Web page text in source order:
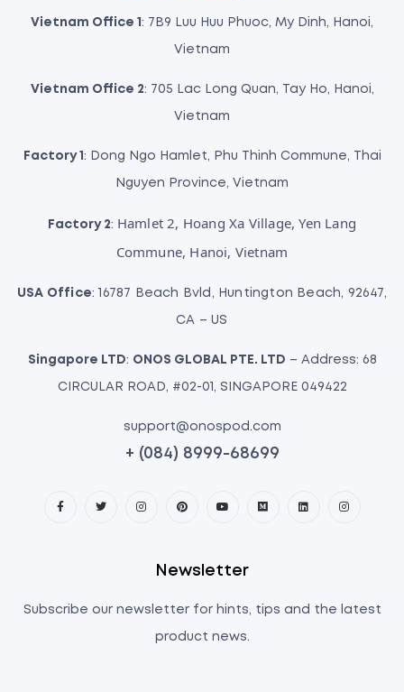
Vietnam Office 1 : 7B9 Luu Huu Phuoc, My Dinh, Hanoi,
Vietnam
Vietnam Office 2: 705 Lac Long Quan, Tay Ho, Hanoi,
Vietnam
Factory 1 : Dong Ngo Hamlet, Phu Thinh Commune, Thai
Nguyen Province, Vietnam
Factory 2: Hamlet 2, Hoang Xa Village, Yen Lang
Commune, Hanoi, Vietnam
USA Office: 16787 Beach Bvld, Huntington Beach, 92647,
CA – US
Singapore LTD: ONOS GLOBAL PTE. LTD – Address: 68
CIRCULAR ROAD, #02-01, SINGAPORE 049422
support@onospod.com
+ (084) 8999-68699
Newsletter
Subscribe our newsletter for hints, tips and the latest
product news.